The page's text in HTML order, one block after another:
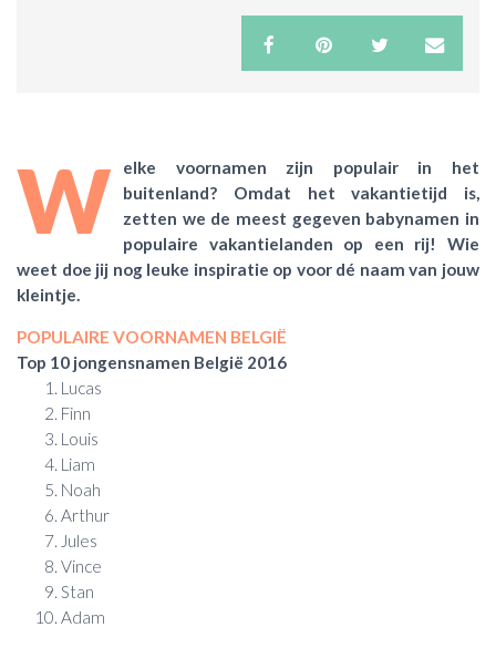
W
elke voornamen zijn populair in het
buitenland? Omdat het vakantietijd is,
zetten we de meest gegeven babynamen in
populaire vakantielanden op een rij! Wie
weet doe jij nog leuke inspiratie op voor dé naam van jouw
kleintje.
POPULAIRE VOORNAMEN BELGIË
Top 10 jongensnamen België 2016
Lucas
Finn
Louis
Liam
Noah
Arthur
Jules
Vince
Stan
Adam